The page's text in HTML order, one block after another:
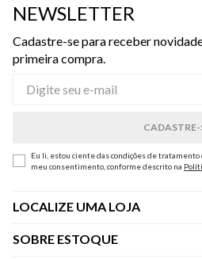
NEWSLETTER
Cadastre-se para receber
primeira compra.
Eu li, estou ciente das condições de
meu consentimento, conforme descrito na
LOCALIZE UMA LOJA
SOBRE ESTOQUE